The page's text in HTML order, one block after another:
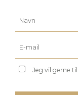
Jeg vil gerne